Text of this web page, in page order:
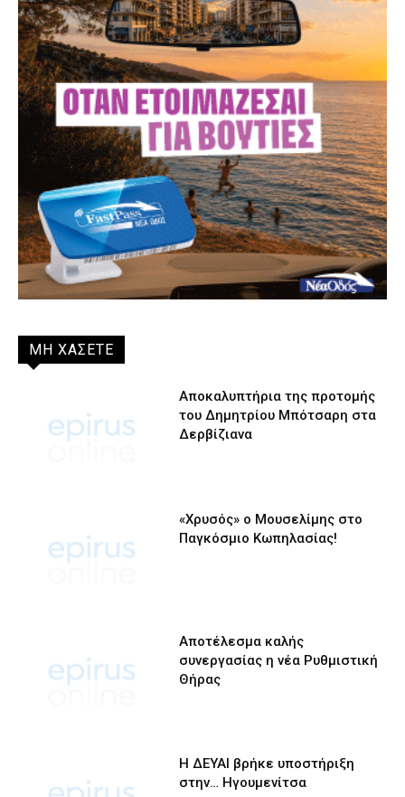
ΜΗ ΧΑΣΕΤΕ
Αποκαλυπτήρια της προτομής
του Δημητρίου Μπότσαρη στα
Δερβίζιανα
«Χρυσός» ο Μουσελίμης στο
Παγκόσμιο Κωπηλασίας!
Αποτέλεσμα καλής
συνεργασίας η νέα Ρυθμιστική
Θήρας
Η ΔΕΥΑΙ βρήκε υποστήριξη
στην… Ηγουμενίτσα